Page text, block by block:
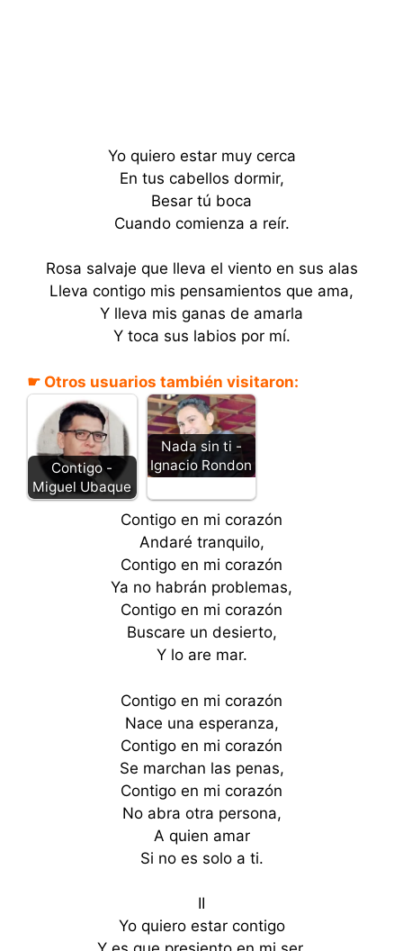
Yo quiero estar muy cerca
En tus cabellos dormir,
Besar tú boca
Cuando comienza a reír.
Rosa salvaje que lleva el viento en sus alas
Lleva contigo mis pensamientos que ama,
Y lleva mis ganas de amarla
Y toca sus labios por mí.
☛ Otros usuarios también visitaron:
Contigo -
Miguel Ubaque
Nada sin ti -
Ignacio Rondon
Contigo en mi corazón
Andaré tranquilo,
Contigo en mi corazón
Ya no habrán problemas,
Contigo en mi corazón
Buscare un desierto,
Y lo are mar.
Contigo en mi corazón
Nace una esperanza,
Contigo en mi corazón
Se marchan las penas,
Contigo en mi corazón
No abra otra persona,
A quien amar
Si no es solo a ti.
II
Yo quiero estar contigo